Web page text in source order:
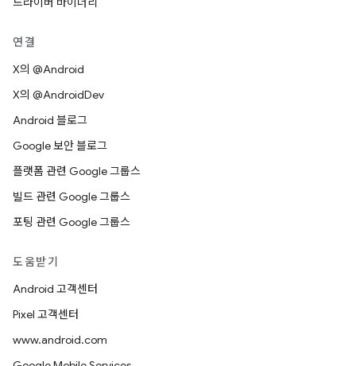
연결
X의 @Android
X의 @AndroidDev
Android 블로그
Google 보안 블로그
플랫폼 관련 Google 그룹스
빌드 관련 Google 그룹스
포팅 관련 Google 그룹스
도움받기
Android 고객센터
Pixel 고객센터
www.android.com